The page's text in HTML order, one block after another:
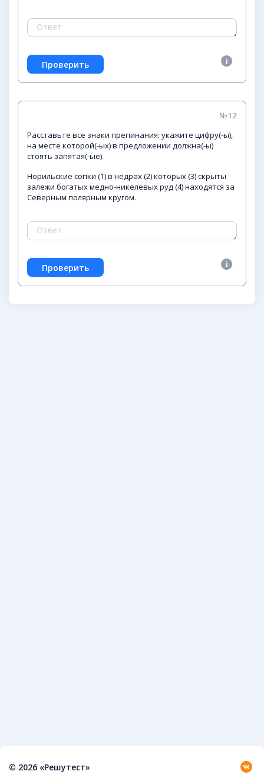
№12
Расставьте все знаки препинания: укажите цифру(-ы),
на месте которой(-ых) в предложении должна(-ы)
стоять запятая(-ые).
Норильские сопки (1) в недрах (2) которых (3) скрыты
залежи богатых медно-никелевых руд (4) находятся за
Северным полярным кругом.
© 2026 «Решутест»